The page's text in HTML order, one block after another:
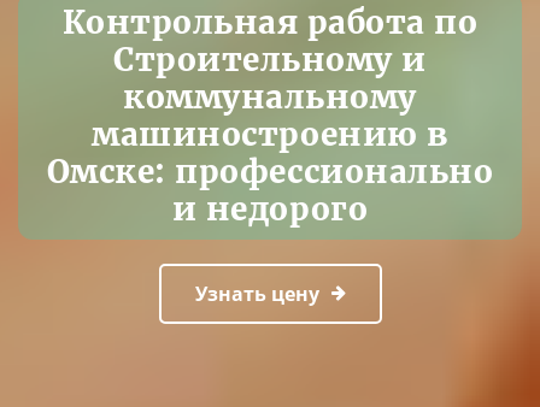
Контрольная работа по
Строительному и
коммунальному
машиностроению в
Омске: профессионально
и недорого
Узнать цену